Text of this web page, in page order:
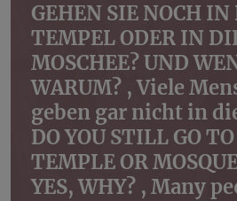
GEHEN SIE NOCH IN
TEMPEL ODER IN
MOSCHEE? UND
WARUM? , Viele
geben gar nicht in
DO YOU STILL GO
TEMPLE OR
YES, WHY? , Many